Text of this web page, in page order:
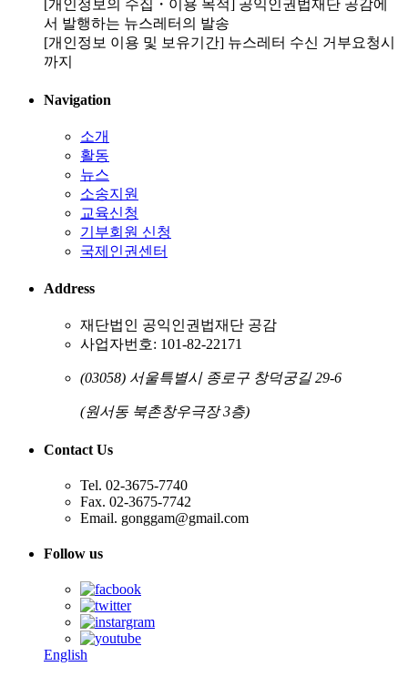
[개인정보의 수집・이용 목적] 공익인권법재단 공감에
서 발행하는 뉴스레터의 발송
[개인정보 이용 및 보유기간] 뉴스레터 수신 거부요청시
까지
Navigation
소개
활동
뉴스
소송지원
교육신청
기부회원 신청
국제인권센터
Address
재단법인 공익인권법재단 공감
사업자번호: 101-82-22171
(03058) 서울특별시 종로구 창덕궁길 29-6
(원서동 북촌창우극장 3층)
Contact Us
Tel. 02-3675-7740
Fax. 02-3675-7742
Email. gonggam@gmail.com
Follow us
English